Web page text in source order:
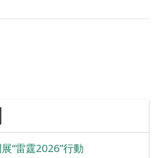
“雷霆2026”行動